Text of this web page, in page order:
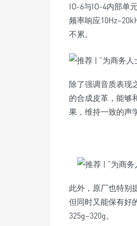
IO-6与IO-4内部单
频率响应
不累。
除了强调音质表现
的合成皮革，能够
果，维持一致的声
此外，原厂也特别
但同时又能保有好
325g~320g。